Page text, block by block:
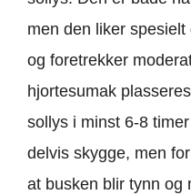
men den liker
og foretrekker
hjortesumak
sollys i minst 6-8
delvis skygge, men
at busken blir tynn og